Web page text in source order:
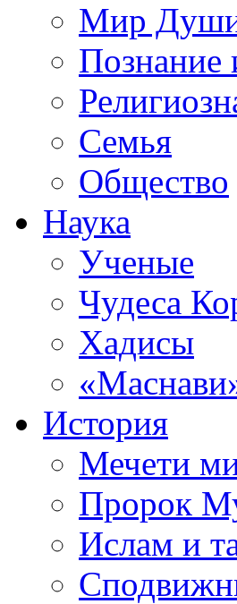
Мир
Познание
Семья
Общество
Наука
Ученые
Чудеса
Хадисы
История
Мечети
Пророк
Ислам и